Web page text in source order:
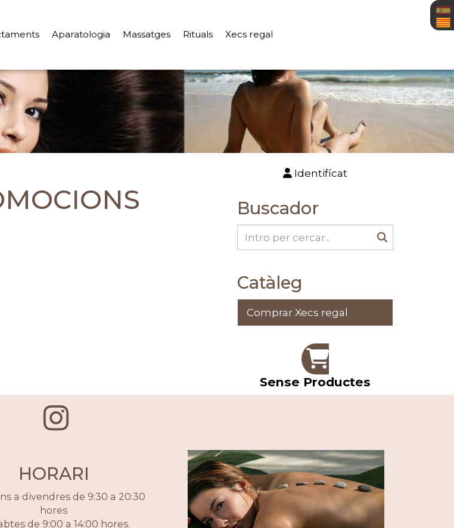
Aparatologia Massatges Rituals Xecs regal
Identifícat
Buscador
Catàleg
Comprar Xecs regal
Sense Productes
HORARI
a divendres de 9:30 a 20:30
hores
de 9:00 a 14:00 hores.